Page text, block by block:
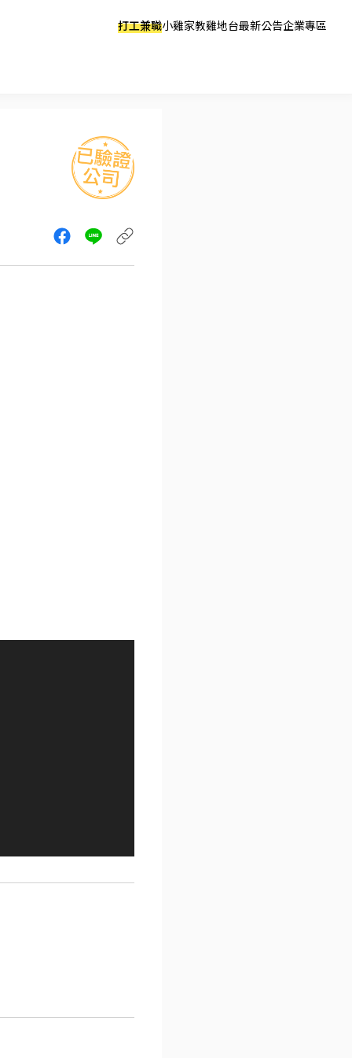
打工兼職小雞家教雞地台最新公告企業專區